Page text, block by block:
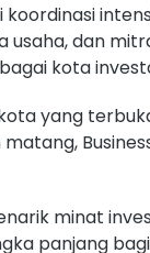
koordinasi
usaha, dan
kota
yang
minat
panjang